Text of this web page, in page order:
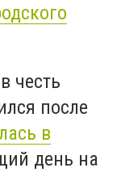
честь
после
в
день на